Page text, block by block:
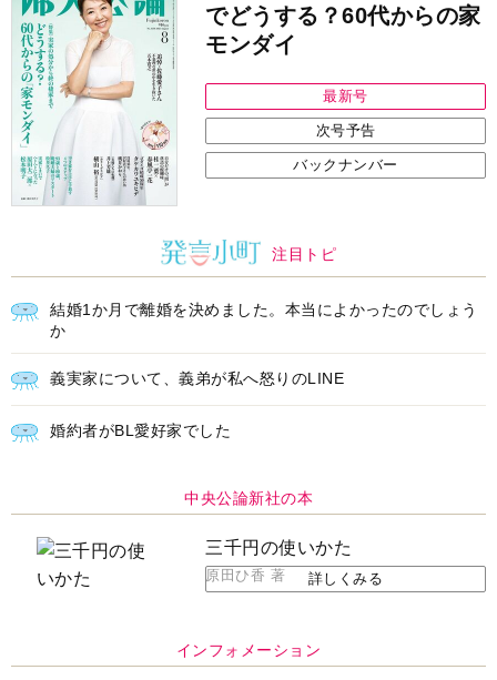
でどうする？60代からの家
モンダイ
最新号
次号予告
バックナンバー
注目トピ
結婚1か月で離婚を決めました。本当によかったのでしょう
か
義実家について、義弟が私へ怒りのLINE
婚約者がBL愛好家でした
中央公論新社の本
三千円の使いかた
原田ひ香 著 詳しくみる
インフォメーション